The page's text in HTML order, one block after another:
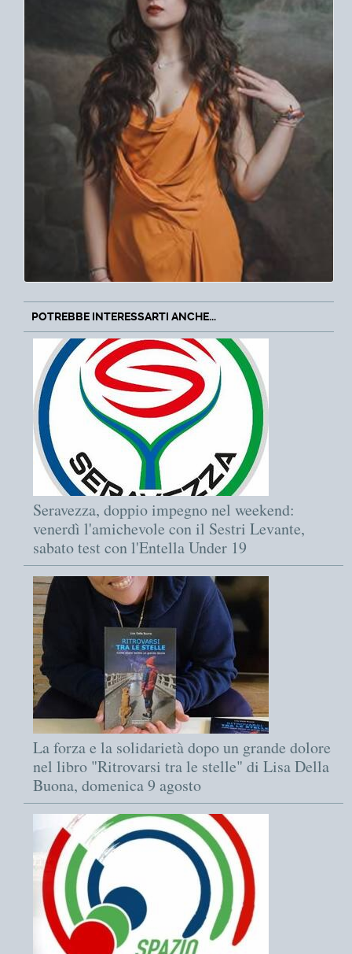
POTREBBE INTERESSARTI ANCHE...
Seravezza, doppio impegno nel weekend:
venerdì l'amichevole con il Sestri Levante,
sabato test con l'Entella Under 19
La forza e la solidarietà dopo un grande dolore
nel libro "Ritrovarsi tra le stelle" di Lisa Della
Buona, domenica 9 agosto